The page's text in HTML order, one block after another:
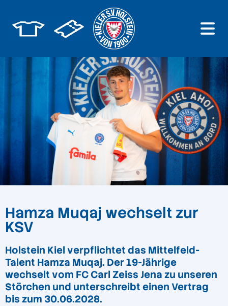
Hamza Muqaj wechselt zur
KSV
Holstein Kiel verpflichtet das Mittelfeld-
Talent Hamza Muqaj. Der 19-Jährige
wechselt vom FC Carl Zeiss Jena zu unseren
Störchen und unterschreibt einen Vertrag
bis zum 30.06.2028.